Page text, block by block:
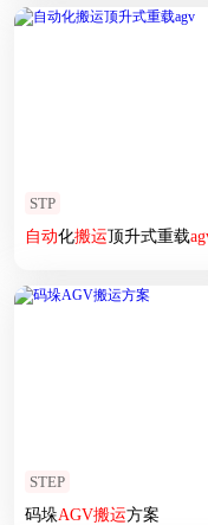
STP
自动化搬运顶升式重载
STEP
码垛AGV搬运方案